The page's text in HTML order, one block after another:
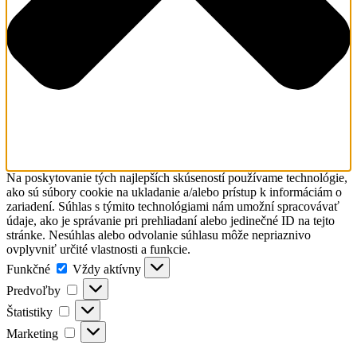
Na poskytovanie tých najlepších skúseností používame technológie,
ako sú súbory cookie na ukladanie a/alebo prístup k informáciám o
zariadení. Súhlas s týmito technológiami nám umožní spracovávať
údaje, ako je správanie pri prehliadaní alebo jedinečné ID na tejto
stránke. Nesúhlas alebo odvolanie súhlasu môže nepriaznivo
ovplyvniť určité vlastnosti a funkcie.
Funkčné
Funkčné
Vždy aktívny
Predvoľby
Predvoľby
Štatistiky Štatistiky
Marketing Marketing